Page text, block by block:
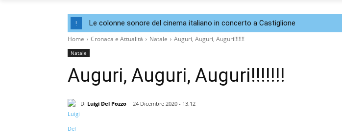
! Le colonne sonore del cinema italiano in concerto a Castiglione
Home Cronaca e Attualità Natale Auguri, Auguri, Auguri!!!!!!!
Natale
Auguri, Auguri, Auguri!!!!!!!
Di Luigi Del Pozzo
24 Dicembre 2020 - 13.12